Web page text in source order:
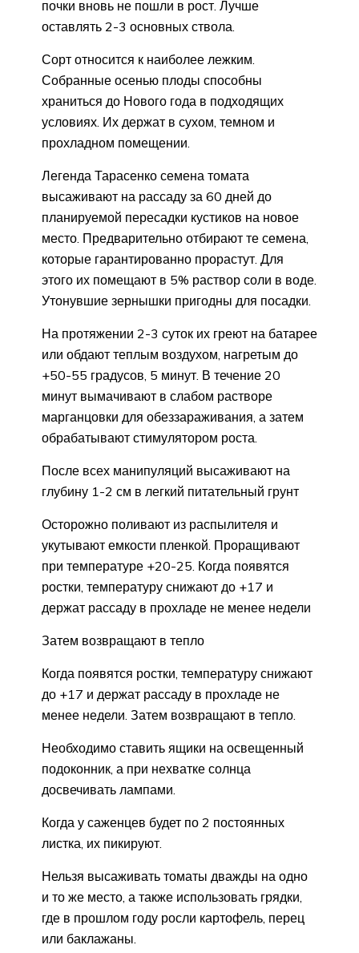
почки вновь не пошли в рост. Лучше
оставлять 2-3 основных ствола.
Сорт относится к наиболее лежким.
Собранные осенью плоды способны
храниться до Нового года в подходящих
условиях. Их держат в сухом, темном и
прохладном помещении.
Легенда Тарасенко семена томата
высаживают на рассаду за 60 дней до
планируемой пересадки кустиков на новое
место. Предварительно отбирают те семена,
которые гарантированно прорастут. Для
этого их помещают в 5% раствор соли в воде.
Утонувшие зернышки пригодны для посадки.
На протяжении 2-3 суток их греют на батарее
или обдают теплым воздухом, нагретым до
+50-55 градусов, 5 минут. В течение 20
минут вымачивают в слабом растворе
марганцовки для обеззараживания, а затем
обрабатывают стимулятором роста.
После всех манипуляций высаживают на
глубину 1-2 см в легкий питательный грунт
Осторожно поливают из распылителя и
укутывают емкости пленкой. Проращивают
при температуре +20-25. Когда появятся
ростки, температуру снижают до +17 и
держат рассаду в прохладе не менее недели
Затем возвращают в тепло
Когда появятся ростки, температуру снижают
до +17 и держат рассаду в прохладе не
менее недели. Затем возвращают в тепло.
Необходимо ставить ящики на освещенный
подоконник, а при нехватке солнца
досвечивать лампами.
Когда у саженцев будет по 2 постоянных
листка, их пикируют.
Нельзя высаживать томаты дважды на одно
и то же место, а также использовать грядки,
где в прошлом году росли картофель, перец
или баклажаны.